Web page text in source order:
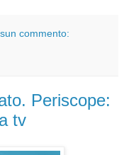
commento:
Periscope:
tv